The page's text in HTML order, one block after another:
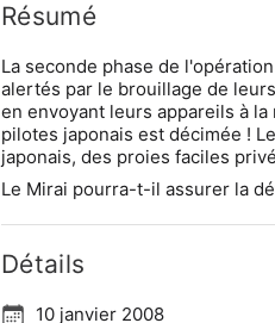
Résumé
La seconde phase de
alertés par le brouillage de
en envoyant leurs appareils à
pilotes japonais est décimée !
japonais, des proies faciles
Le Mirai pourra-t-il assurer la
Détails
10 janvier 2008